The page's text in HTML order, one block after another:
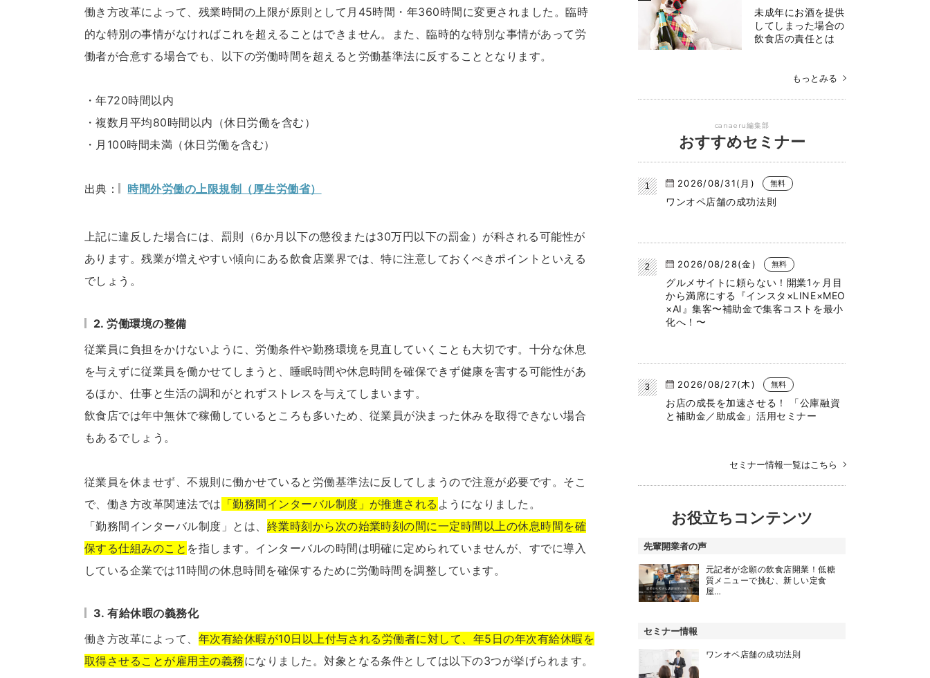
働き方改革によって、残業時間の上限が原則として月45時間・年360時間に変更されました。臨時
的な特別の事情がなければこれを超えることはできません。また、臨時的な特別な事情があって労
働者が合意する場合でも、以下の労働時間を超えると労働基準法に反することとなります。
・年720時間以内
・複数月平均80時間以内（休日労働を含む）
・月100時間未満（休日労働を含む）
出典： 時間外労働の上限規制（厚生労働省）
上記に違反した場合には、罰則（6か月以下の懲役または30万円以下の罰金）が科される可能性が
あります。残業が増えやすい傾向にある飲食店業界では、特に注意しておくべきポイントといえる
でしょう。
2. 労働環境の整備
従業員に負担をかけないように、労働条件や勤務環境を見直していくことも大切です。十分な休息
を与えずに従業員を働かせてしまうと、睡眠時間や休息時間を確保できず健康を害する可能性があ
るほか、仕事と生活の調和がとれずストレスを与えてしまいます。
飲食店では年中無休で稼働しているところも多いため、従業員が決まった休みを取得できない場合
もあるでしょう。
従業員を休ませず、不規則に働かせていると労働基準法に反してしまうので注意が必要です。そこ
で、働き方改革関連法では 「勤務間インターバル制度」が推進される ようになりました。
「勤務間インターバル制度」とは、 終業時刻から次の始業時刻の間に一定時間以上の休息時間を確
保する仕組みのこと を指します。インターバルの時間は明確に定められていませんが、すでに導入
している企業では11時間の休息時間を確保するために労働時間を調整しています。
3. 有給休暇の義務化
働き方改革によって、 年次有給休暇が10日以上付与される労働者に対して、年5日の年次有給休暇を
取得させることが雇用主の義務になりました。対象となる条件としては以下の3つが挙げられます。
未成年にお酒を提供
してしまった場合の
飲食店の責任とは
もっとみる
canaeru編集部
おすすめセミナー
2026/08/31(月) 無料
ワンオペ店舗の成功法則
2026/08/28(金) 無料
グルメサイトに頼らない！開業1ヶ月目
から満席にする『インスタ×LINE×MEO
×AI』集客〜補助金で集客コストを最小
化へ！〜
2026/08/27(木) 無料
お店の成長を加速させる！ 「公庫融資
と補助金／助成金」活用セミナー
セミナー情報一覧はこちら
お役立ちコンテンツ
先輩開業者の声
元記者が念願の飲食店開業！低糖
質メニューで挑む、新しい定食
屋…
セミナー情報
ワンオペ店舗の成功法則